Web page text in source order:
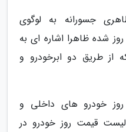
جسورانه به لوگوی
شده ظاهرا اشاره ای به
از طریق دو ابرخودرو و
خودرو های داخلی و
قیمت روز خودرو در